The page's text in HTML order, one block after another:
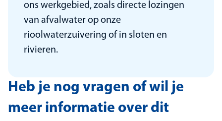
ons werkgebied, zoals directe lozingen
van afvalwater op onze
rioolwaterzuivering of in sloten en
rivieren.
Heb je nog vragen of wil je
meer informatie over dit